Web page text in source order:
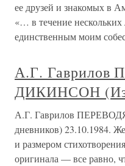
ее друзей и знакомых в
«… в течение
единственным моим
А.Г.
ДИКИНСОН (Из
А.Г. Гаврилов
дневников) 23.10.1984.
и размером
оригинала — все равно,